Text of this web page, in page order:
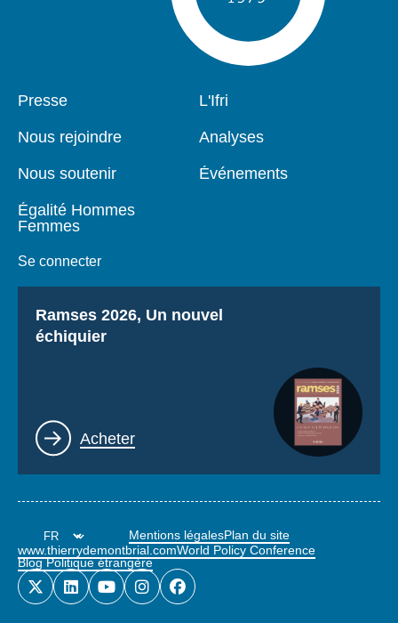
Pied
Presse
Nous rejoindre
Nous soutenir
Égalité Hommes
Femmes
Se connecter
Navigation
L'Ifri
Analyses
Événements
Titre
Ramses 2026, Un nouvel
échiquier
Lien
Acheter
Mentions légalesPlan du site
www.thierrydemontbrial.comWorld Policy Conference
Blog Politique étrangère